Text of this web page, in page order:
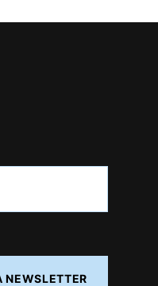
NEWSLETTER